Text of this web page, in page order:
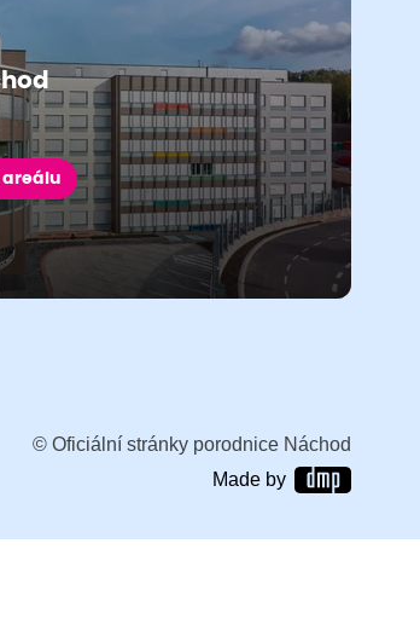
areálu
© Oficiální stránky porodnice Náchod
Made by